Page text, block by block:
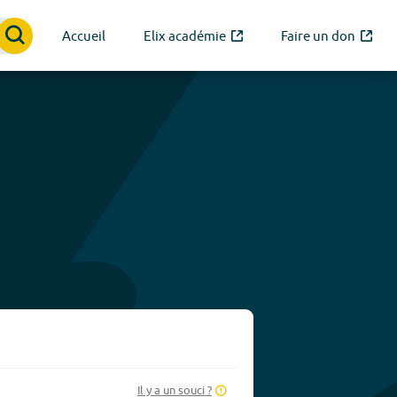
Accueil Elix académie Faire un don
Il y a un souci ?